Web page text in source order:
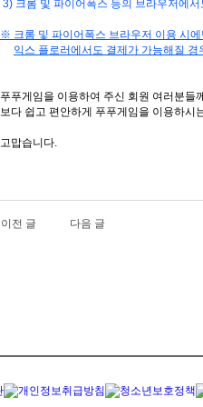
3) 크롬 및 파이어폭스 등의 브라우저에
※ 크롬 및 파이어폭스 브라우저 이용 시
익스 플로러에서도 결제가 가능해질
푸푸게임을 이용하여 주신 회원 여러분들
보다 쉽고 편안하게 푸푸게임을 이용하시
고맙습니다.
이전 글 다음 글